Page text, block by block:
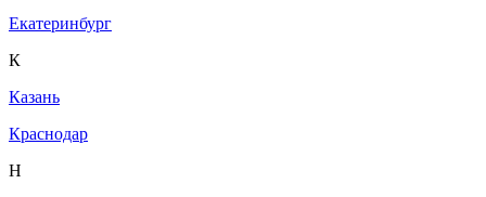
Екатеринбург
К
Казань
Краснодар
Н